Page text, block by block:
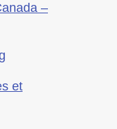
–
et